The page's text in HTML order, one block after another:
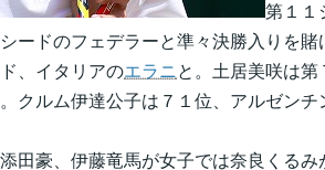
第１１
ードのフェデラーと準々決勝入りを賭
、イタリアのエラニ と。土居美咲は
クルム伊達公子は７１位、アルゼンチ
田豪、伊藤竜馬が女子では奈良くる